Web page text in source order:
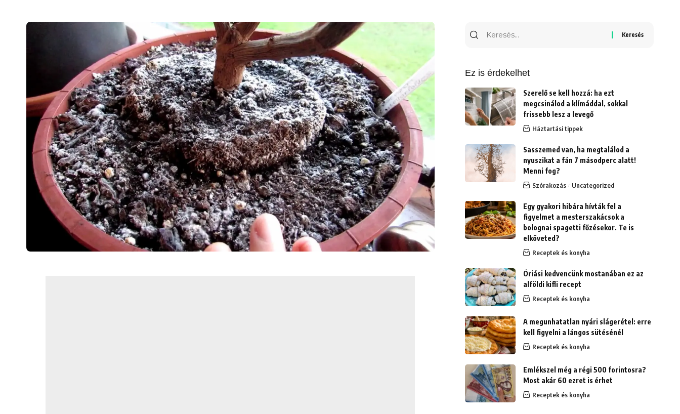
Ez is érdekelhet
Szerelő se kell hozzá: ha ezt
megcsinálod a klímáddal, sokkal
frissebb lesz a levegő
Háztartási tippek
Sasszemed van, ha megtalálod a
nyuszikat a fán 7 másodperc alatt!
Menni fog?
Szórakozás Uncategorized
Egy gyakori hibára hívták fel a
figyelmet a mesterszakácsok a
bolognai spagetti főzésekor. Te is
elköveted?
Receptek és konyha
Óriási kedvencünk mostanában ez az
alföldi kifli recept
Receptek és konyha
A megunhatatlan nyári slágerétel: erre
kell figyelni a lángos sütésénél
Receptek és konyha
Emlékszel még a régi 500 forintosra?
Most akár 60 ezret is érhet
Receptek és konyha